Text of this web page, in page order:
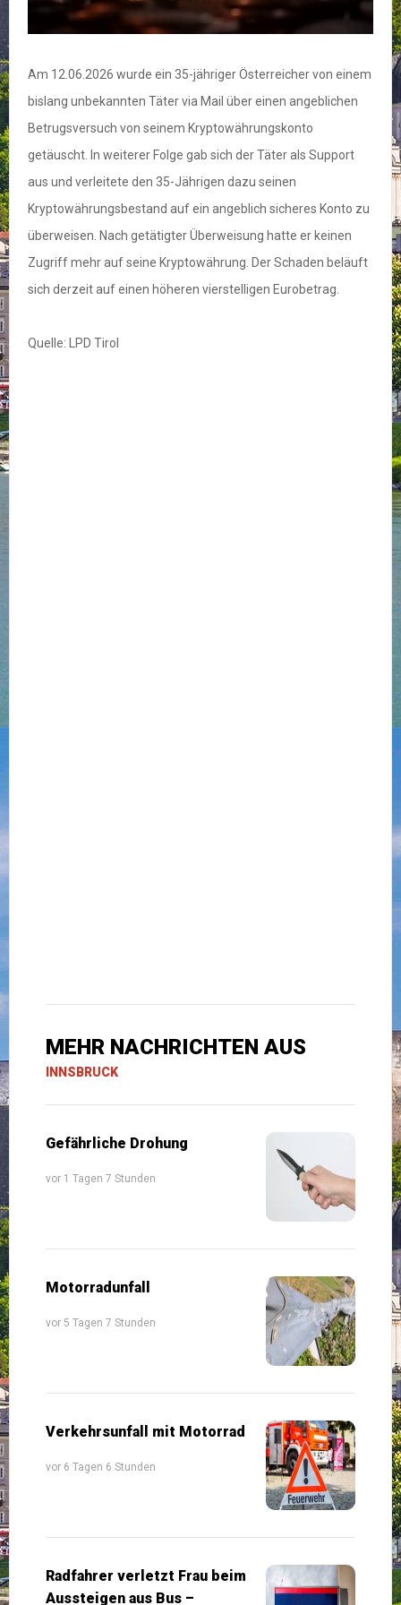
Am 12.06.2026 wurde ein 35-jähriger Österreicher von einem
bislang unbekannten Täter via Mail über einen angeblichen
Betrugsversuch von seinem Kryptowährungskonto
getäuscht. In weiterer Folge gab sich der Täter als Support
aus und verleitete den 35-Jährigen dazu seinen
Kryptowährungsbestand auf ein angeblich sicheres Konto zu
überweisen. Nach getätigter Überweisung hatte er keinen
Zugriff mehr auf seine Kryptowährung. Der Schaden beläuft
sich derzeit auf einen höheren vierstelligen Eurobetrag.
Quelle: LPD Tirol
MEHR NACHRICHTEN AUS
INNSBRUCK
Gefährliche Drohung
vor 1 Tagen 7 Stunden
Motorradunfall
vor 5 Tagen 7 Stunden
Verkehrsunfall mit Motorrad
vor 6 Tagen 6 Stunden
Radfahrer verletzt Frau beim
Aussteigen aus Bus –